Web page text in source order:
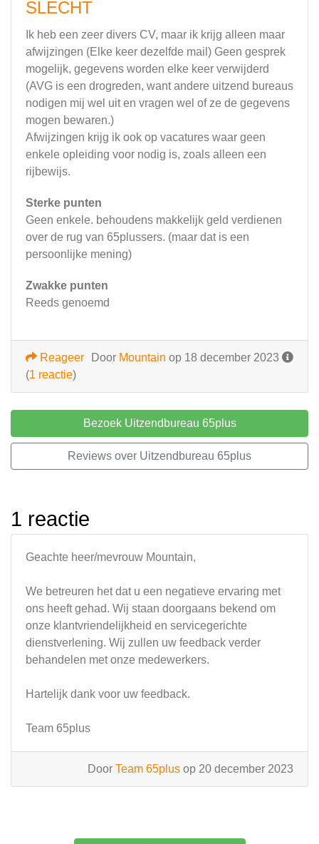
SLECHT
Ik heb een zeer divers CV, maar ik krijg alleen maar
afwijzingen (Elke keer dezelfde mail) Geen gesprek
mogelijk, gegevens worden elke keer verwijderd
(AVG is een drogreden, want andere uitzend bureaus
nodigen mij wel uit en vragen wel of ze de gegevens
mogen bewaren.)
Afwijzingen krijg ik ook op vacatures waar geen
enkele opleiding voor nodig is, zoals alleen een
rijbewijs.
Sterke punten
Geen enkele. behoudens makkelijk geld verdienen
over de rug van 65plussers. (maar dat is een
persoonlijke mening)
Zwakke punten
Reeds genoemd
Door Mountain op 18 december 2023
Reageer
(1 reactie)
Bezoek Uitzendbureau 65plus
Reviews over Uitzendbureau 65plus
1 reactie
Geachte heer/mevrouw Mountain,
We betreuren het dat u een negatieve ervaring met
ons heeft gehad. Wij staan doorgaans bekend om
onze klantvriendelijkheid en servicegerichte
dienstverlening. Wij zullen uw feedback verder
behandelen met onze medewerkers.
Hartelijk dank voor uw feedback.
Team 65plus
Door Team 65plus op 20 december 2023